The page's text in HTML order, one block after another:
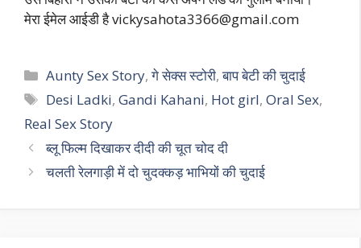
मेरा ईमेल आईडी हैvickysahota3366@gmail.com
Categories
Aunty Sex Story,गे सेक्स स्टोरी,बाप बेटी की चुदाई
Tags
Desi Ladki,Gandi Kahani, Hot girl,Oral Sex,
Real Sex Story
ब्लू फिल्म दिखाकर दीदी की चूत चोद दी
चलती रेलगाड़ी में दो चुदक्कड़ भाभियों की चुदाई